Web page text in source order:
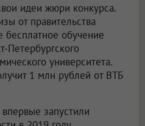
идеи жюри конкурса.
от правительства
бесплатное обучение
Петербургского
университета.
1 млн рублей от ВТБ
запустили